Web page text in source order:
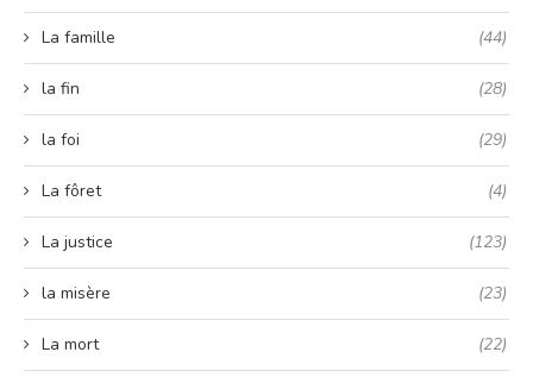
La famille (44)
la fin (28)
la foi (29)
La fôret (4)
La justice (123)
la misère (23)
La mort (22)